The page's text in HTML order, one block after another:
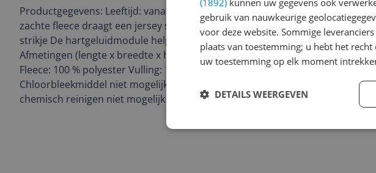
Productgegevens: Leeftijd: vanaf 0 maanden Schlaf Gut ezeltje Emmi Meisje
zachte fleece draagt een jersey sjaal met bloemmotief en is versierd met een
strikje De hartgeluidmodule helpt om in slaap te vallen Afmetingen & gewicht:
Afmetingen (lengte x breedte x hoogte): 25 x 22 x 9 cm Materiaal & verzorging:
Fleece: 100 % polyester Vulling: 100 % polyester Normaal wasprogramma 40°C
Chloorbleekmiddel niet mogelijk, droogtrommel niet mogelijk, niet strijken,
chemisch reinigen niet mogelijk
gebruik van nauwkeurige
voor deze website. Sommige
plaats van toestemming; u hebt het
uw toestemming op elk moment
DETAILS WEERGEVEN